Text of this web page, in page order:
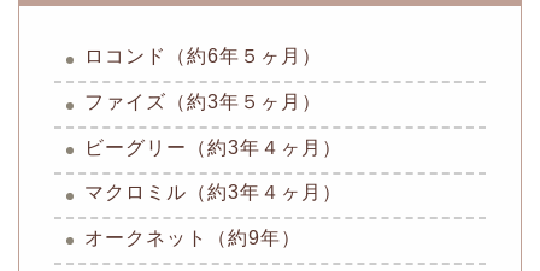
ロコンド（約6年５ヶ月）
ファイズ（約3年５ヶ月）
ビーグリー（約3年４ヶ月）
マクロミル（約3年４ヶ月）
オークネット（約9年）